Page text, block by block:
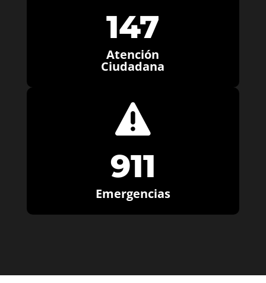
147
Atención
Ciudadana

911
Emergencias